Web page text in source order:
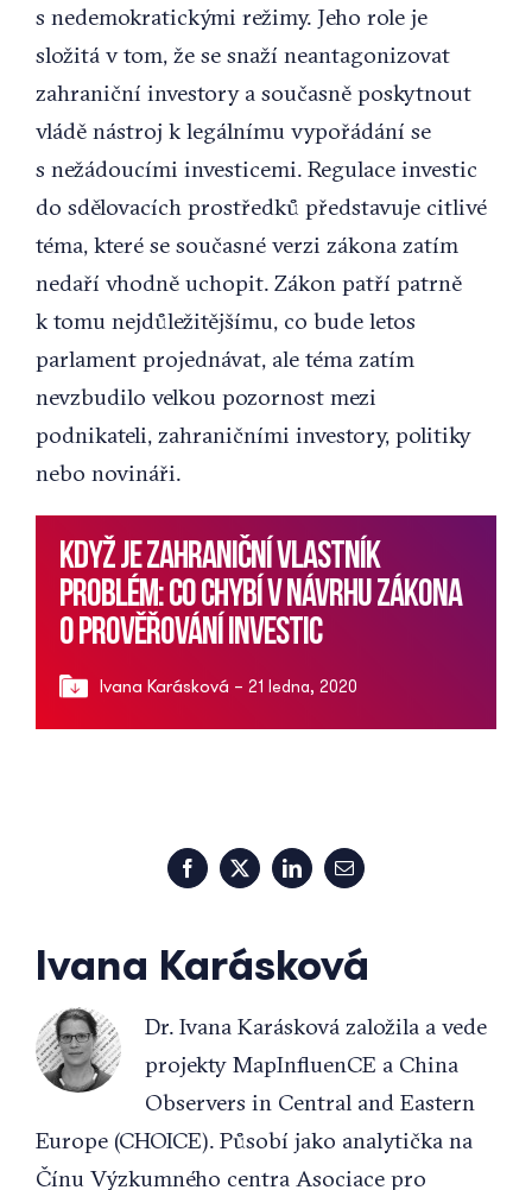
s nedemokratickými režimy. Jeho role je
složitá v tom, že se snaží neantagonizovat
zahraniční investory a současně poskytnout
vládě nástroj k legálnímu vypořádání se
s nežádoucími investicemi. Regulace investic
do sdělovacích prostředků představuje citlivé
téma, které se současné verzi zákona zatím
nedaří vhodně uchopit. Zákon patří patrně
k tomu nejdůležitějšímu, co bude letos
parlament projednávat, ale téma zatím
nevzbudilo velkou pozornost mezi
podnikateli, zahraničními investory, politiky
nebo novináři.
Když je zahraniční vlastník
problém: co chybí v návrhu zákona
o prověřování investic
Ivana Karásková – 21 ledna, 2020
Facebook
X LinkedInEmail
Ivana Karásková
Dr. Ivana Karásková založila a vede
projekty MapInfluenCE a China
Observers in Central and Eastern
Europe (CHOICE). Působí jako analytička na
Čínu Výzkumného centra Asociace pro